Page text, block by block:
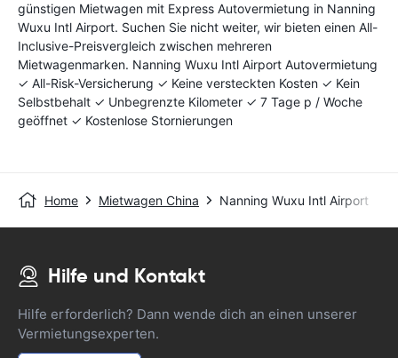
günstigen Mietwagen mit Express Autovermietung in Nanning
Wuxu Intl Airport. Suchen Sie nicht weiter, wir bieten einen All-
Inclusive-Preisvergleich zwischen mehreren
Mietwagenmarken. Nanning Wuxu Intl Airport Autovermietung
✓ All-Risk-Versicherung ✓ Keine versteckten Kosten ✓ Kein
Selbstbehalt ✓ Unbegrenzte Kilometer ✓ 7 Tage p / Woche
geöffnet ✓ Kostenlose Stornierungen
Home Mietwagen China Nanning Wuxu Intl Airport
Hilfe und Kontakt
Hilfe erforderlich? Dann wende dich an einen unserer
Vermietungsexperten.